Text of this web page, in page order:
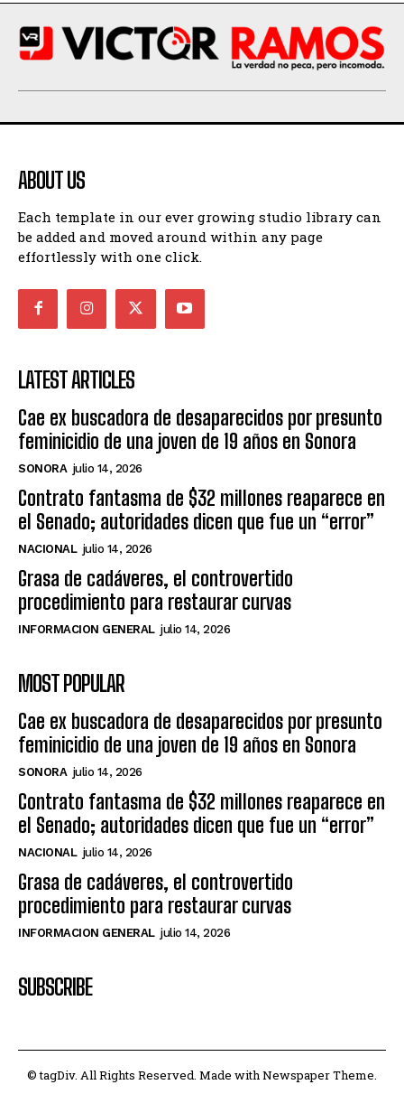
ABOUT US
Each template in our ever growing studio library can
be added and moved around within any page
effortlessly with one click.
LATEST ARTICLES
Cae ex buscadora de desaparecidos por presunto
feminicidio de una joven de 19 años en Sonora
SONORA julio 14, 2026
Contrato fantasma de $32 millones reaparece en
el Senado; autoridades dicen que fue un “error”
NACIONAL julio 14, 2026
Grasa de cadáveres, el controvertido
procedimiento para restaurar curvas
INFORMACION GENERAL julio 14, 2026
MOST POPULAR
Cae ex buscadora de desaparecidos por presunto
feminicidio de una joven de 19 años en Sonora
SONORA julio 14, 2026
Contrato fantasma de $32 millones reaparece en
el Senado; autoridades dicen que fue un “error”
NACIONAL julio 14, 2026
Grasa de cadáveres, el controvertido
procedimiento para restaurar curvas
INFORMACION GENERAL julio 14, 2026
SUBSCRIBE
© tagDiv. All Rights Reserved. Made with Newspaper Theme.